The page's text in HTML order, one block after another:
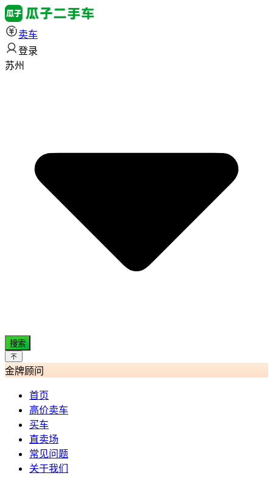
卖车
登录
苏州
搜索
金牌顾问
首页
高价卖车
买车
直卖场
常见问题
关于我们